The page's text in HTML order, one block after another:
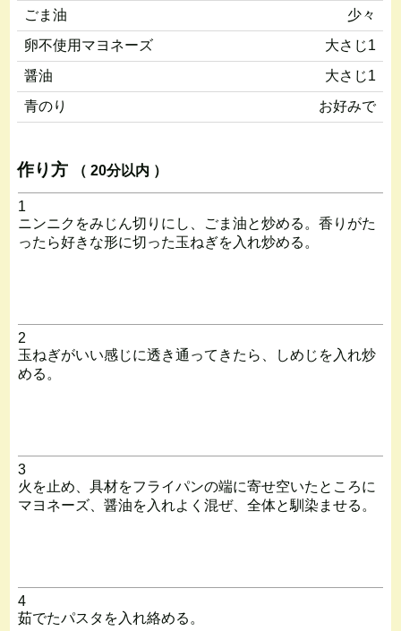
ごま油
少々
卵不使用マヨネーズ
大さじ1
醤油
大さじ1
青のり
お好みで
作り方 （ 20分以内 ）
1
ニンニクをみじん切りにし、ごま油と炒める。香りがた
ったら好きな形に切った玉ねぎを入れ炒める。
2
玉ねぎがいい感じに透き通ってきたら、しめじを入れ炒
める。
3
火を止め、具材をフライパンの端に寄せ空いたところに
マヨネーズ、醤油を入れよく混ぜ、全体と馴染ませる。
4
茹でたパスタを入れ絡める。